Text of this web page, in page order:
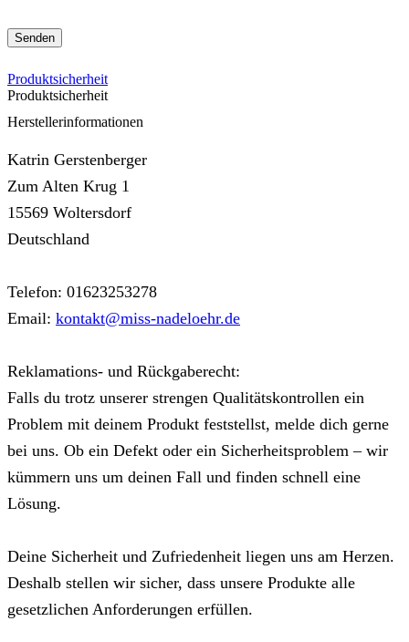
Produktsicherheit
Produktsicherheit
Herstellerinformationen
Katrin Gerstenberger
Zum Alten Krug 1
15569 Woltersdorf
Deutschland
Telefon: 01623253278
Email: kontakt@miss-nadeloehr.de
Reklamations- und Rückgaberecht:
Falls du trotz unserer strengen Qualitätskontrollen ein
Problem mit deinem Produkt feststellst, melde dich gerne
bei uns. Ob ein Defekt oder ein Sicherheitsproblem – wir
kümmern uns um deinen Fall und finden schnell eine
Lösung.
Deine Sicherheit und Zufriedenheit liegen uns am Herzen.
Deshalb stellen wir sicher, dass unsere Produkte alle
gesetzlichen Anforderungen erfüllen.